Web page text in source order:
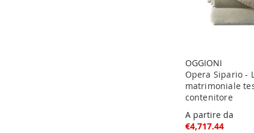
OGGIONI
Opera Sipario -
matrimoniale
contenitore
A partire da
€4,717.44